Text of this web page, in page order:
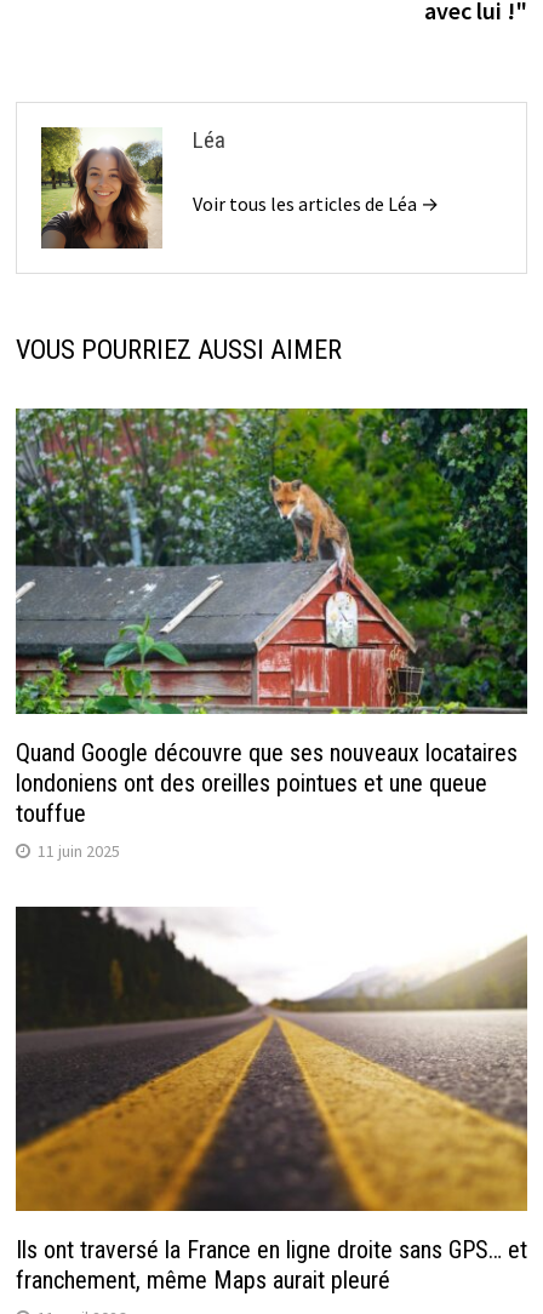
avec lui !"
Léa
Voir tous les articles de Léa →
VOUS POURRIEZ AUSSI AIMER
Quand Google découvre que ses nouveaux locataires
londoniens ont des oreilles pointues et une queue
touffue
11 juin 2025
Ils ont traversé la France en ligne droite sans GPS… et
franchement, même Maps aurait pleuré